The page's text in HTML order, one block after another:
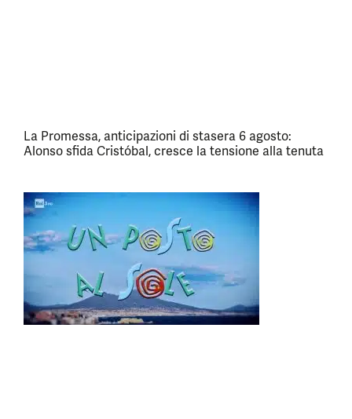
La Promessa, anticipazioni di stasera 6 agosto:
Alonso sfida Cristóbal, cresce la tensione alla tenuta